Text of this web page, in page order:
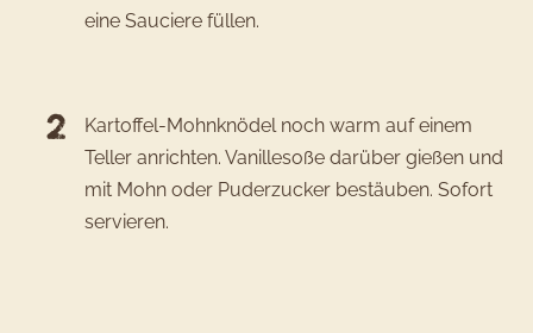
eine Sauciere füllen.
Kartoffel-Mohnknödel noch warm auf einem
Teller anrichten. Vanillesoße darüber gießen und
mit Mohn oder Puderzucker bestäuben. Sofort
servieren.